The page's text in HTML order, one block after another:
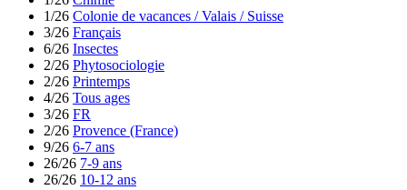
1/26 Colonie de vacances / Valais / Suisse
3/26 Français
6/26 Insectes
2/26 Phytosociologie
2/26 Printemps
4/26 Tous ages
3/26 FR
2/26 Provence (France)
9/26 6-7 ans
26/26 7-9 ans
26/26 10-12 ans